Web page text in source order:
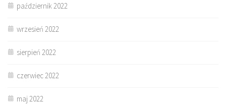
październik 2022
wrzesień 2022
sierpień 2022
czerwiec 2022
maj 2022